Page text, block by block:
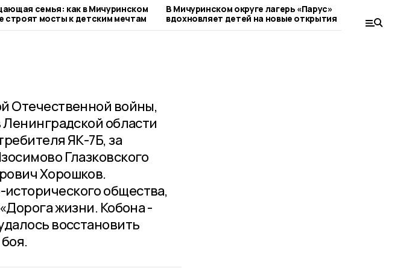
семья: как в Мичуринском
строят мосты к детским мечтам
В Мичуринском округе лагерь «Парус»
вдохновляет детей на новые открытия
Отечественной войны,
области
ЯК-7Б, за
Глазковского
Хорошков.
общества,
жизни. Кобона -
восстановить